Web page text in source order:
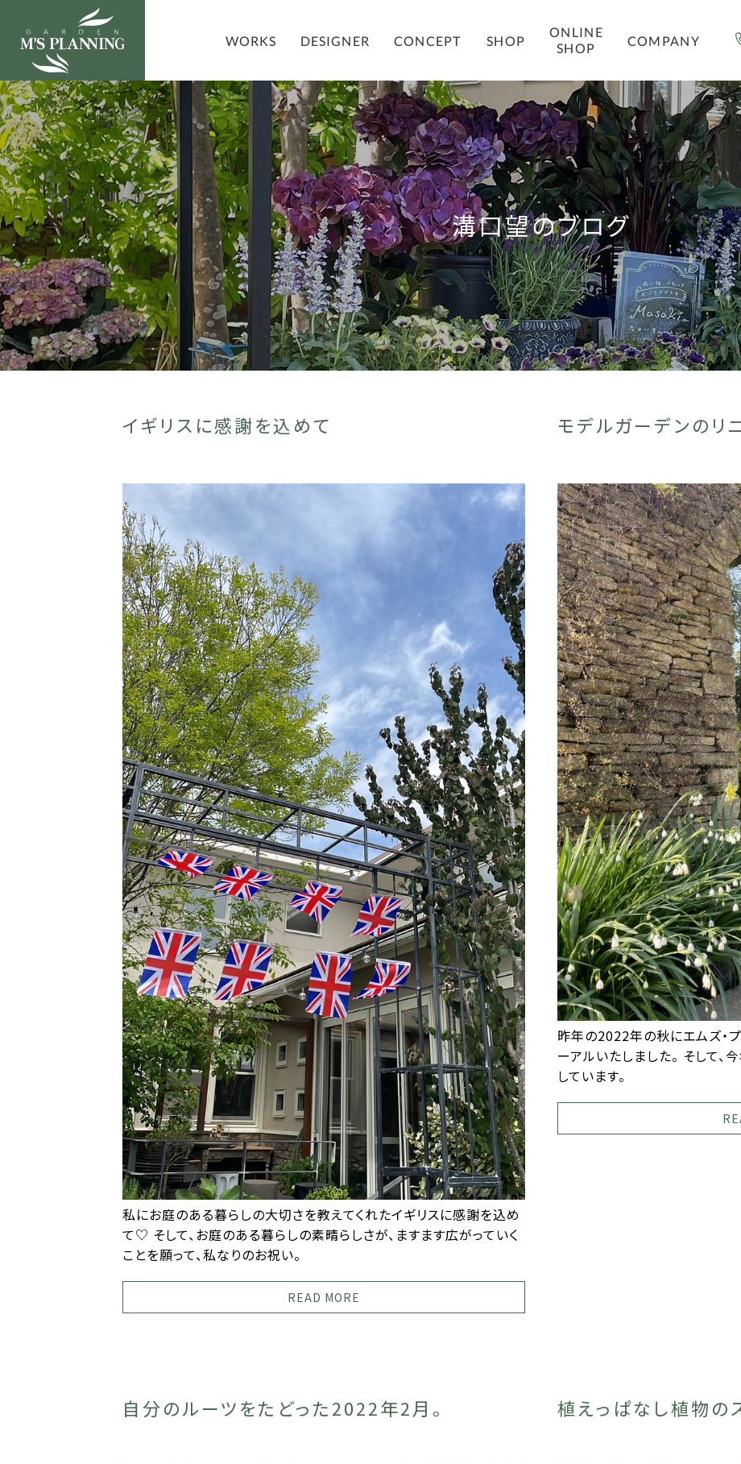
WORKS DESIGNER CONCEPT SHOP
ONLINE
SHOP COMPANY
溝口望のブログ
イギリスに感謝を込めて
私にお庭のある暮らしの大切さを教えてくれたイギリスに感謝を込め
て♡ そして、お庭のある暮らしの素晴らしさが、ますます広がっていく
ことを願って、私なりのお祝い。
READ MORE
モデルガーデンのリ
昨年の2022年の秋にエムズ・
ーアルいたしました。 そして
しています。
自分のルーツをたどった2022年2月。 植えっぱなし植物の